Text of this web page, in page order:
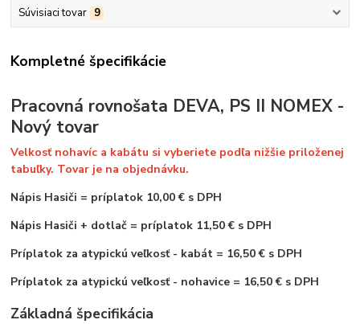
Súvisiaci tovar 9
Kompletné špecifikácie
Pracovná rovnošata DEVA, PS II NOMEX -
Nový tovar
Velkosť nohavíc a kabátu si vyberiete podľa nižšie priloženej
tabuľky. Tovar je na objednávku.
Nápis Hasiči = príplatok 10,00 € s DPH
Nápis Hasiči + dotlač = príplatok 11,50 € s DPH
Príplatok za atypickú veľkosť - kabát = 16,50 € s DPH
Príplatok za atypickú veľkosť - nohavice = 16,50 € s DPH
Základná špecifikácia